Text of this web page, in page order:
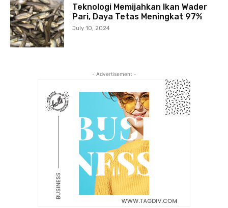
Teknologi Memijahkan Ikan Wader
Pari, Daya Tetas Meningkat 97%
July 10, 2024
- Advertisement -